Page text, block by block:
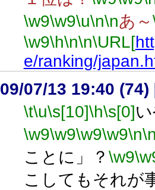
\w9\w9\u\n\nあ～
\w9\h\n\n\URL[
e/ranking/
09/07/13 19:40 (74)
\t\u\s[10]\h\s[0]
\w9\w9\w9\w9\n
ことに」？ \w9
こしてもそれが